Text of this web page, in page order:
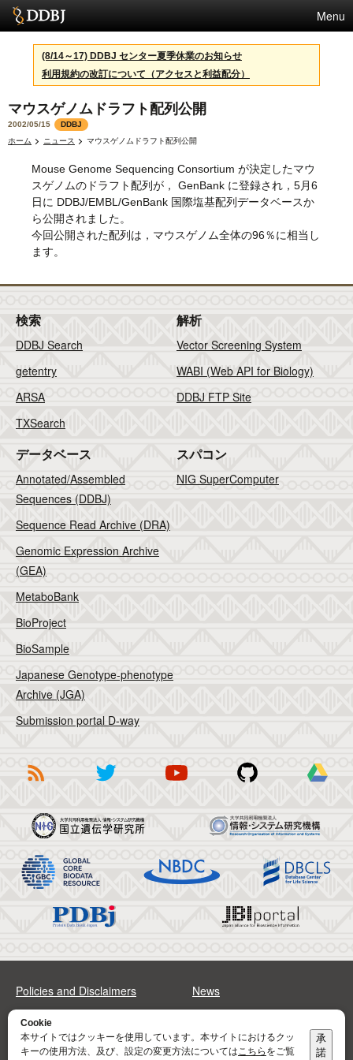
Menu
サービス
スパコン
統計
活動
センターについて
利用規約
(8/14～17) DDBJ センター夏季休業のお知らせ
利用規約の改訂について（アクセスと利益配分）
マウスゲノムドラフト配列公開
2002/05/15
DDBJ
ホーム
ニュース マウスゲノムドラフト配列公開
Mouse Genome Sequencing Consortium が決定したマウ
スゲノムのドラフト配列が， GenBank に登録され，5月6
日に DDBJ/EMBL/GenBank 国際塩基配列データベースか
ら公開されました。
今回公開された配列は，マウスゲノム全体の96％に相当し
ます。
検索
DDBJ Search
getentry
ARSA
TXSearch
解析
Vector Screening System
WABI (Web API for Biology)
DDBJ FTP Site
データベース
Annotated/Assembled
Sequences (DDBJ)
Sequence Read Archive (DRA)
Genomic Expression Archive
(GEA)
MetaboBank
BioProject
BioSample
Japanese Genotype-phenotype
Archive (JGA)
Submission portal D-way
スパコン
NIG SuperComputer
Policies and Disclaimers News
FAQs
Cookie
本サイトではクッキーを使用しています。本サイトにおけるクッ
キーの使用方法、及び、設定の変更方法についてはこちら をご覧
承
諾